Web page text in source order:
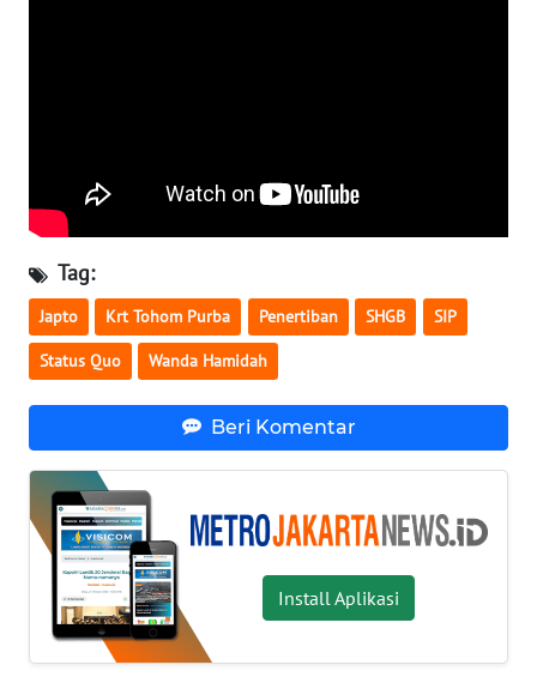
Tag:
Japto Krt Tohom Purba Penertiban SHGB SIP
Status Quo Wanda Hamidah
Beri Komentar
Install Aplikasi
WN
KALTIM
WN
SULSEL
WN
WN
SULUT
WN
MALUKU